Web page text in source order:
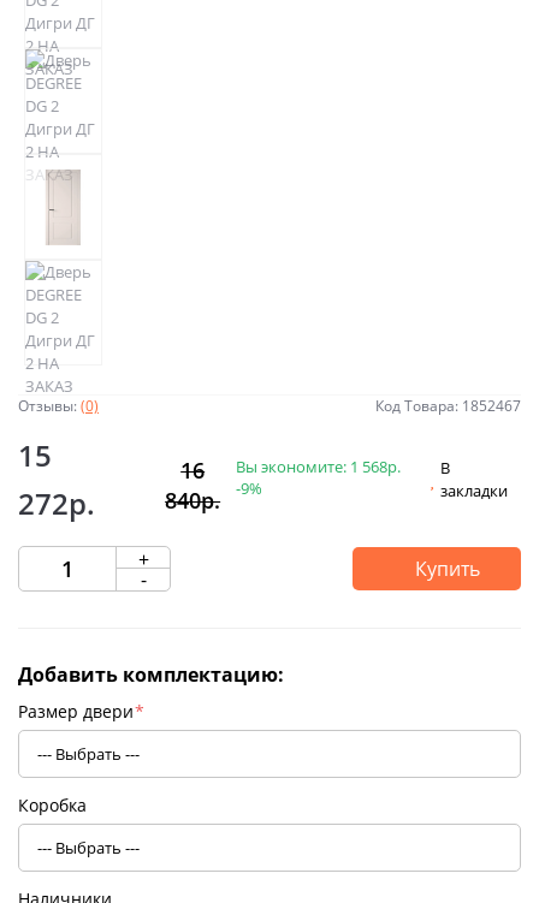
Отзывы:(0) Код Товара: 1852467
15
272р.
16
840р.
Вы экономите: 1 568р.
-9%
В
закладки
+
- Купить
Добавить комплектацию:
Размер двери*
Коробка